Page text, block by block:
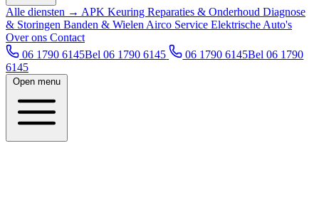
Alle diensten → APK Keuring Reparaties & Onderhoud Diagnose
& Storingen Banden & Wielen Airco Service Elektrische Auto's
Over ons Contact
06 1790 6145Bel 06 1790 6145 06 1790 6145Bel 06 1790
6145
Open menu